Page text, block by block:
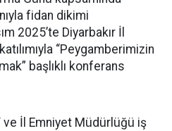
fidan dikimi
2025’te Diyarbakır İl
“Peygamberimizin
başlıklı konferans
ve İl Emniyet Müdürlüğü iş